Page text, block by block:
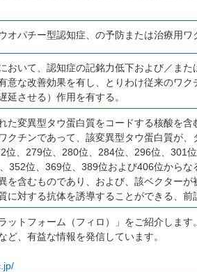
オパチー型認知症、の予防または治療用ワ
おいて、認知症の記銘力低下および／ま
意な改善効果を有し、とりわけ従来のワ
延させる）作用を有する。
た変異型タウ蛋白質をコードする核酸を
クチンであって、該変異型タウ蛋白質が
位、279位、280位、284位、296位、301
352位、369位、389位および406位から
を含むものであり、および、該ベクター
に対する抗体を誘導することができる、前
ットフォーム（フィロ）」をご紹介します。
ど、有益な情報を発信しています。